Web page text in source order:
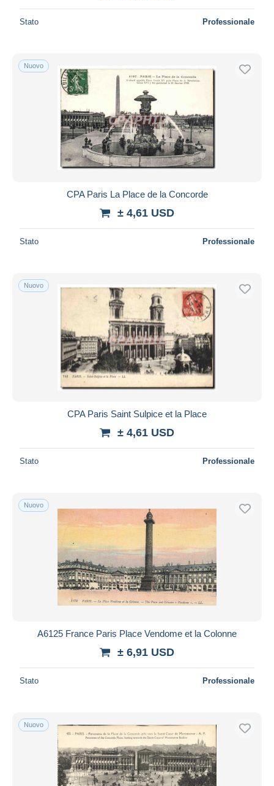
Stato Professionale
Nuovo
CPA Paris La Place de la Concorde
± 4,61 USD
Stato Professionale
Nuovo
CPA Paris Saint Sulpice et la Place
± 4,61 USD
Stato Professionale
Nuovo
A6125 France Paris Place Vendome et la Colonne
± 6,91 USD
Stato Professionale
Nuovo